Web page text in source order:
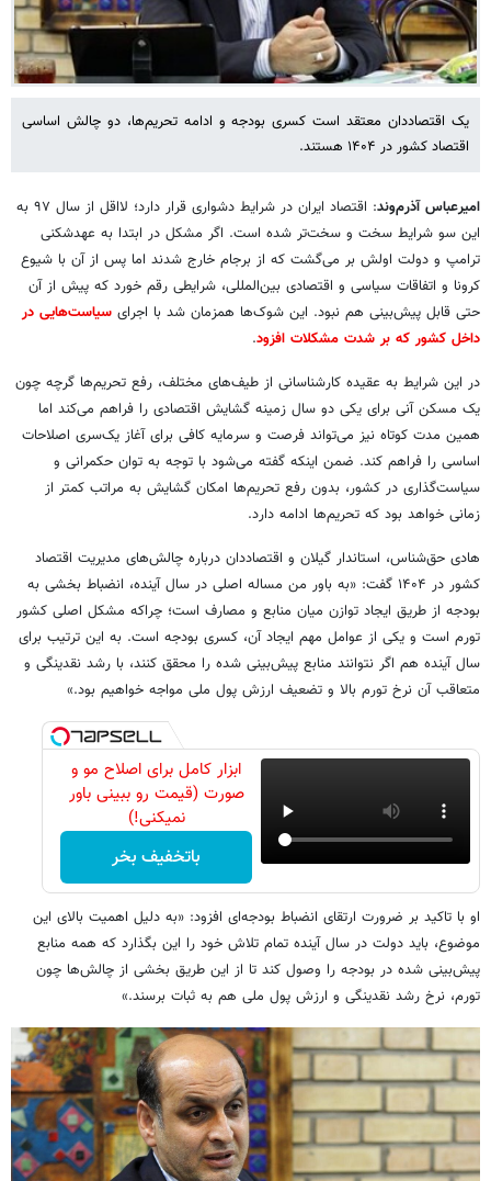
یک اقتصاددان معتقد است کسری بودجه و ادامه تحریم‌ها، دو چالش اساسی
اقتصاد کشور در ۱۴۰۴ هستند.
امیرعباس آذرم‌وند
: اقتصاد ایران در شرایط دشواری قرار دارد؛‌ لااقل از سال ۹۷ به
این سو شرایط سخت‌ و سخت‌تر شده است. اگر مشکل در ابتدا به عهدشکنی
ترامپ و دولت اولش بر می‌گشت که از برجام خارج شدند اما پس از آن با شیوع
کرونا و اتفاقات سیاسی و اقتصادی بین‌المللی، شرایطی رقم خورد که پیش از آن
حتی قابل پیش‌بینی هم نبود. این شوک‌ها همزمان شد با اجرای سیاست‌هایی در
داخل کشور که بر شدت مشکلات افزود.
در این شرایط به عقیده کارشناسانی از طیف‌های مختلف، رفع تحریم‌ها گرچه چون
یک مسکن آنی برای یکی دو سال زمینه گشایش اقتصادی را فراهم می‌کند اما
همین مدت کوتاه نیز می‌تواند فرصت و سرمایه کافی برای آغاز یک‌سری اصلاحات
اساسی را فراهم کند. ضمن اینکه گفته می‌شود با توجه به توان حکمرانی و
سیاست‌گذاری در کشور، بدون رفع تحریم‌ها امکان گشایش به مراتب کمتر از
زمانی خواهد بود که تحریم‌ها ادامه دارد.
هادی حق‌شناس، استاندار گیلان و اقتصاددان درباره چالش‌های مدیریت اقتصاد
کشور در ۱۴۰۴ گفت: «به باور من مساله اصلی در سال آینده، انضباط بخشی به
بودجه از طریق ایجاد توازن میان منابع و مصارف است؛ چراکه مشکل اصلی کشور
تورم است و یکی از عوامل مهم ایجاد آن، کسری بودجه است. به این ترتیب برای
سال آینده هم اگر نتوانند منابع پیش‌بینی شده را محقق کنند، با رشد نقدینگی و
متعاقب آن نرخ تورم بالا و تضعیف ارزش پول ملی مواجه خواهیم بود.»
ابزار کامل برای اصلاح مو و
صورت (قیمت رو ببینی باور
نمیکنی!)
باتخفیف بخر
او با تاکید بر ضرورت ارتقای انضباط بودجه‌ای افزود: «به دلیل اهمیت بالای این
موضوع، باید دولت در سال آینده تمام تلاش خود را این بگذارد که همه منابع
پیش‌بینی شده در بودجه را وصول کند تا از این طریق بخشی از چالش‌ها چون
تورم، نرخ رشد نقدینگی و ارزش پول ملی هم به ثبات برسند.»